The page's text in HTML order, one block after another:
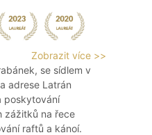
Zobrazit více >>
se sídlem v
adrese Latrán
poskytování
zážitků na řece
raftů a kánoí.